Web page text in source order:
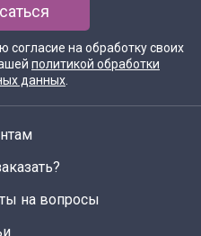
согласие на обработку своих
политикой обработки
данных
на вопросы